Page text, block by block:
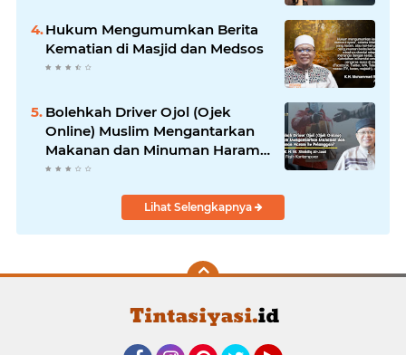
Hukum Mengumumkan Berita
Kematian di Masjid dan Medsos
Bolehkah Driver Ojol (Ojek
Online) Muslim Mengantarkan
Makanan dan Minuman Haram
ke Pelanggan?
Lihat Selengkapnya